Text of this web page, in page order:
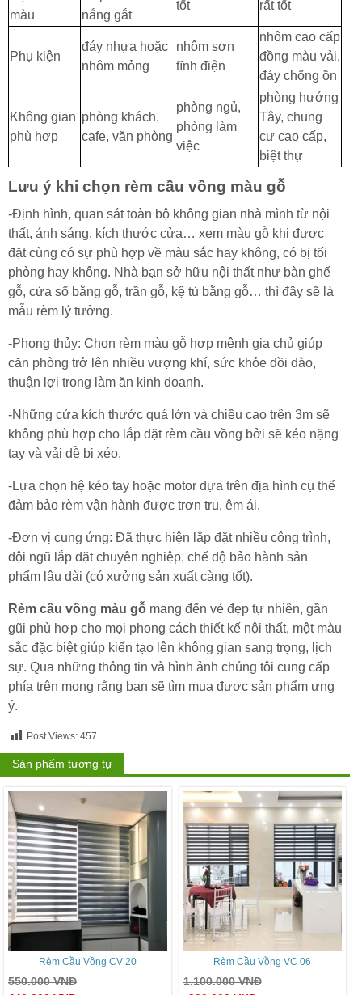
màu
nắng gắt
tốt rất tốt
Phụ kiện
đáy nhựa hoặc
nhôm mỏng
nhôm sơn
tĩnh điện
nhôm cao cấp
đồng màu vải,
đáy chống ồn
Không gian
phù hợp
phòng khách,
cafe, văn phòng
phòng ngủ,
phòng làm
việc
phòng hướng
Tây, chung
cư cao cấp,
biệt thự
Lưu ý khi chọn rèm cầu vồng màu gỗ
-Định hình, quan sát toàn bộ không gian nhà mình từ nội
thất, ánh sáng, kích thước cửa… xem màu gỗ khi được
đặt cùng có sự phù hợp về màu sắc hay không, có bị tối
phòng hay không. Nhà bạn sở hữu nội thất như bàn ghế
gỗ, cửa sổ bằng gỗ, trần gỗ, kệ tủ bằng gỗ… thì đây sẽ là
mẫu rèm lý tưởng.
-Phong thủy: Chọn rèm màu gỗ hợp mệnh gia chủ giúp
căn phòng trở lên nhiều vượng khí, sức khỏe dồi dào,
thuận lợi trong làm ăn kinh doanh.
-Những cửa kích thước quá lớn và chiều cao trên 3m sẽ
không phù hợp cho lắp đặt rèm cầu vồng bởi sẽ kéo nặng
tay và vải dễ bị xéo.
-Lựa chọn hệ kéo tay hoặc motor dựa trên địa hình cụ thể
đảm bảo rèm vận hành được trơn tru, êm ái.
-Đơn vị cung ứng: Đã thực hiện lắp đặt nhiều công trình,
đội ngũ lắp đặt chuyên nghiệp, chế độ bảo hành sản
phẩm lâu dài (có xưởng sản xuất càng tốt).
Rèm cầu vồng màu gỗ mang đến vẻ đẹp tự nhiên, gần
gũi phù hợp cho mọi phong cách thiết kế nội thất, một màu
sắc đặc biệt giúp kiến tạo lên không gian sang trọng, lịch
sự. Qua những thông tin và hình ảnh chúng tôi cung cấp
phía trên mong rằng bạn sẽ tìm mua được sản phẩm ưng
ý.
Post Views: 457
Sản phẩm tương tự
Rèm Cầu Vồng CV 20
550.000VNĐ
Rèm Cầu Vồng VC 06
1.100.000VNĐ